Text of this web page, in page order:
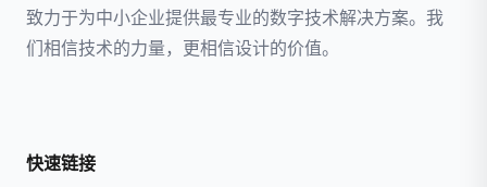
致力于为中小企业提供最专业的数字技术解决方案。我
们相信技术的力量，更相信设计的价值。
快速链接